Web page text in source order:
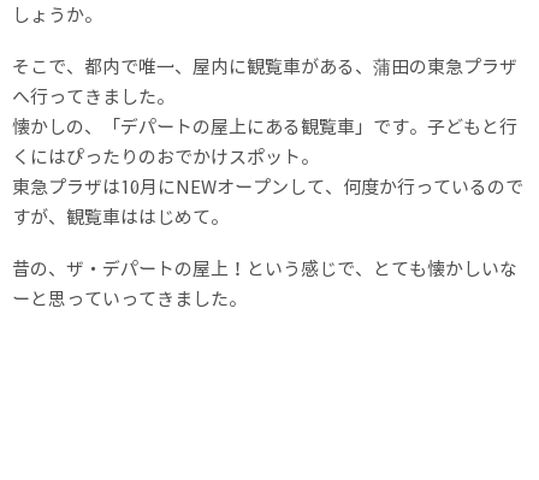
しょうか。
そこで、都内で唯一、屋内に観覧車がある、蒲田の東急プラザ
へ行ってきました。
懐かしの、「デパートの屋上にある観覧車」です。子どもと行
くにはぴったりのおでかけスポット。
東急プラザは10月にNEWオープンして、何度か行っているので
すが、観覧車ははじめて。
昔の、ザ・デパートの屋上！という感じで、とても懐かしいな
ーと思っていってきました。